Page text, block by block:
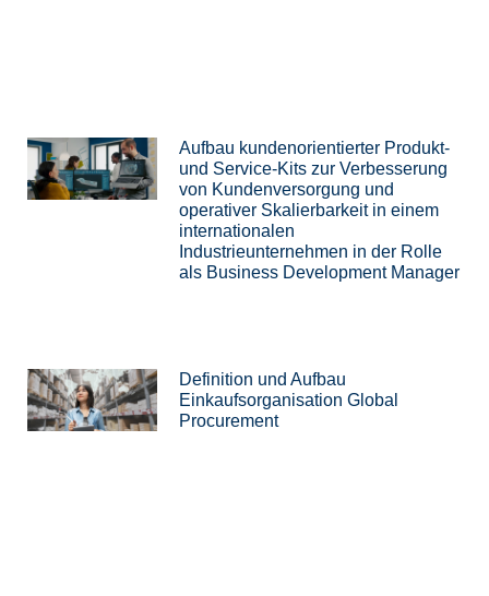
Aufbau kundenorientierter Produkt-
und Service-Kits zur Verbesserung
von Kundenversorgung und
operativer Skalierbarkeit in einem
internationalen
Industrieunternehmen in der Rolle
als Business Development Manager
Definition und Aufbau
Einkaufsorganisation Global
Procurement